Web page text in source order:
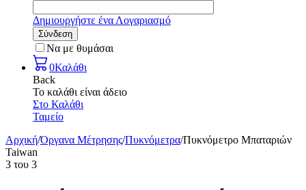
Δημιουργήστε ένα Λογαριασμό
Σύνδεση
Να με θυμάσαι
0Καλάθι
Back
Το καλάθι είναι άδειο
Στο Καλάθι
Ταμείο
Αρχική/Όργανα Μέτρησης/Πυκνόμετρα/Πυκνόμετρο Μπαταριών
Taiwan
3 του 3